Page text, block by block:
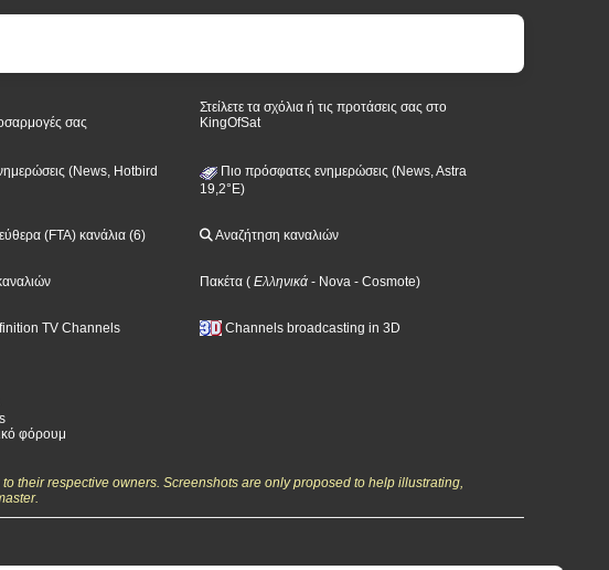
σας
Στείλετε τα σχόλια ή τις προτάσεις σας στο
KingOfSat
(News, Hotbird
Πιο πρόσφατες ενημερώσεις (News, Astra
19,2°E)
(FTA) κανάλια (6) Αναζήτηση καναλιών
Πακέτα ( Ελληνικά - Nova - Cosmote)
TV Channels Channels broadcasting in 3D
φόρουμ
their respective owners. Screenshots are only proposed to help illustrating,